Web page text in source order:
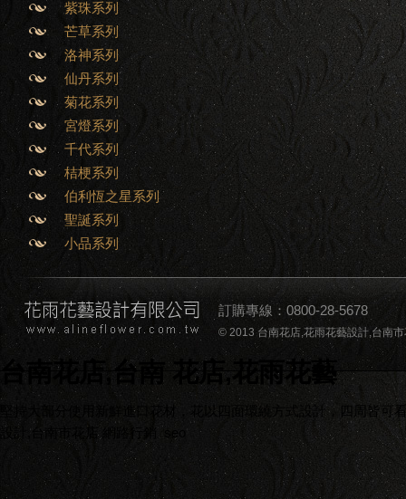
紫珠系列
芒草系列
洛神系列
仙丹系列
菊花系列
宮燈系列
千代系列
桔梗系列
伯利恆之星系列
聖誕系列
小品系列
訂購專線：0800-28-5678
© 2013 台南花店,花雨花藝設計,台南
台南花店,台南 花店,花雨花藝
堅持大部分使用新鮮進口花材，花以四面環繞方式設計，四周皆
設計,台南市花店
網路行銷 seo